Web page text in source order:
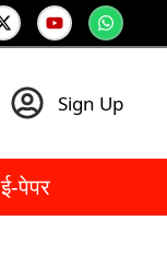
Sign Up
ई-पेपर